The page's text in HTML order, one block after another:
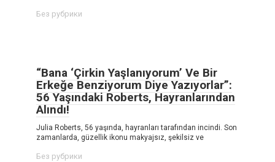
Без рубрики
“Bana ‘Çirkin Yaşlanıyorum’ Ve Bir
Erkeğe Benziyorum Diye Yazıyorlar”:
56 Yaşındaki Roberts, Hayranlarından
Alındı!
Julia Roberts, 56 yaşında, hayranları tarafından incindi. Son
zamanlarda, güzellik ikonu makyajsız, şekilsiz ve
Без рубрики